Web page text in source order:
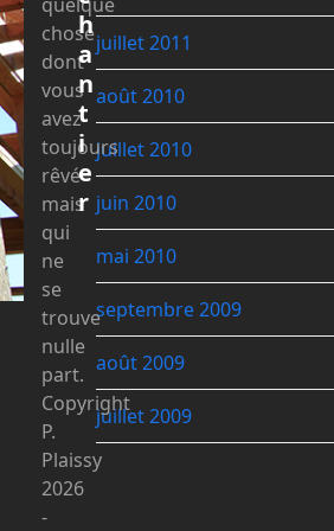
juillet 2011
août 2010
juillet 2010
juin 2010
mai 2010
septembre 2009
août 2009
juillet 2009
chose
dont
vous
avez
toujours
rêvé
mais
qui
ne
se
trouve
nulle
part.
Copyright
P.
Plaissy
2026
-
h
a
n
t
i
e
r